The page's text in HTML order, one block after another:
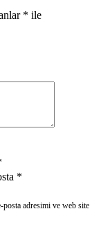
* ile
*
posta adresimi ve web site